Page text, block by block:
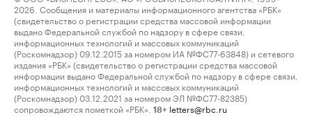
2026. Сообщения и материалы информационного агентства «РБК»
(свидетельство о регистрации средства массовой информации
выдано Федеральной службой по надзору в сфере связи,
информационных технологий и массовых коммуникаций
(Роскомнадзор) 09.12.2015 за номером ИА №ФС77-63848) и сетевого
издания «РБК» (свидетельство о регистрации средства массовой
информации выдано Федеральной службой по надзору в сфере связи,
информационных технологий и массовых коммуникаций
(Роскомнадзор) 03.12.2021 за номером ЭЛ №ФС77-82385)
сопровождаются пометкой «РБК».
18+ letters@rbc.ru